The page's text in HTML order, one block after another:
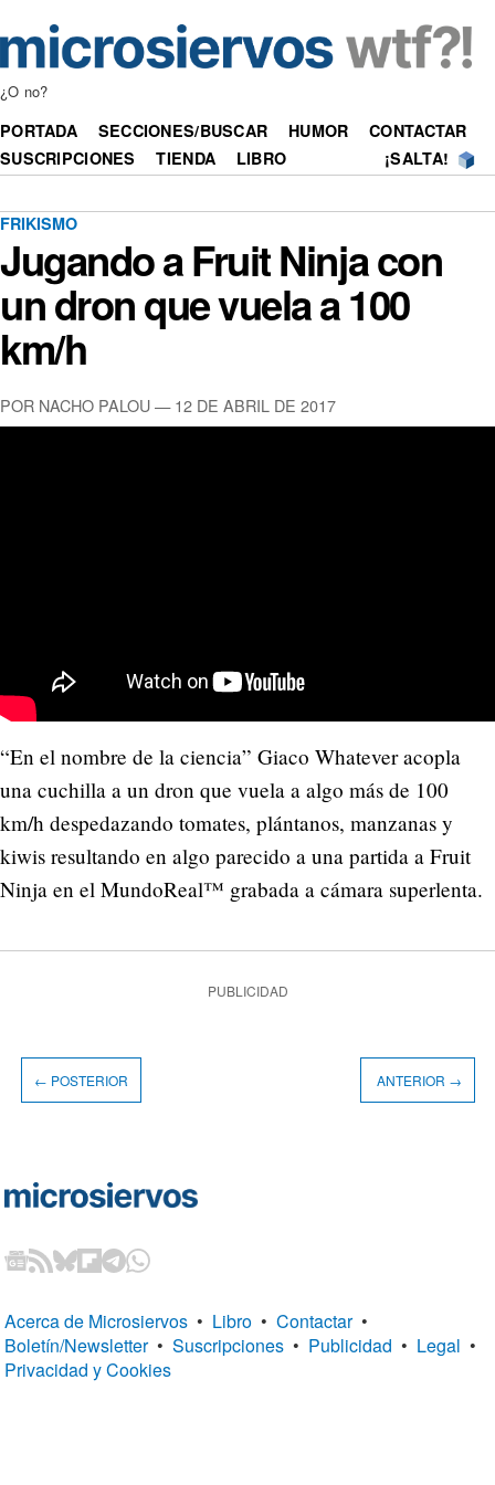
¿O no?
PORTADA SECCIONES/BUSCAR HUMOR
CONTACTAR
SUSCRIPCIONES
TIENDA LIBRO ¡SALTA!
FRIKISMO
Jugando a Fruit Ninja con
un dron que vuela a 100
km/h
POR NACHO PALOU —12 DE ABRIL DE 2017
“En el nombre de la ciencia” Giaco Whatever acopla
una cuchilla a un dron que vuela a algo más de 100
km/h despedazando tomates, plántanos, manzanas y
kiwis resultando en algo parecido a una partida a Fruit
Ninja en el MundoReal™ grabada a cámara superlenta.
PUBLICIDAD
← POSTERIOR ANTERIOR →
Acerca de Microsiervos • Libro • Contactar •
Boletín/Newsletter • Suscripciones • Publicidad • Legal •
Privacidad y Cookies